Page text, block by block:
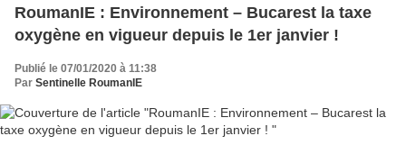
RoumanIE : Environnement – Bucarest la taxe
oxygène en vigueur depuis le 1er janvier !
Publié le 07/01/2020 à 11:38
Par Sentinelle RoumanIE